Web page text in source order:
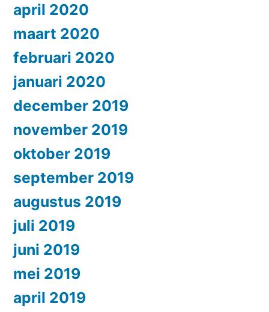
april 2020
maart 2020
februari 2020
januari 2020
december 2019
november 2019
oktober 2019
september 2019
augustus 2019
juli 2019
juni 2019
mei 2019
april 2019